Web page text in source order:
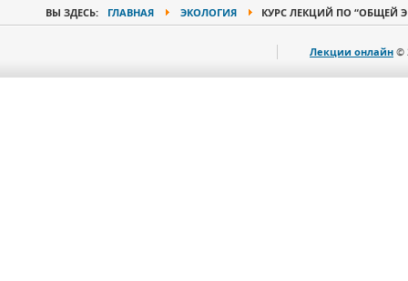
ВЫ ЗДЕСЬ: ГЛАВНАЯ ЭКОЛОГИЯ КУРС ЛЕКЦИЙ ПО “ОБЩЕЙ
Лекции онлайн ©